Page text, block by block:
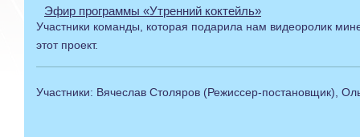
Эфир программы «Утренний коктейль»
Участники команды, которая подарила нам видеоролик
этот проект.
Участники: Вячеслав Столяров (Режиссер-постановщик),